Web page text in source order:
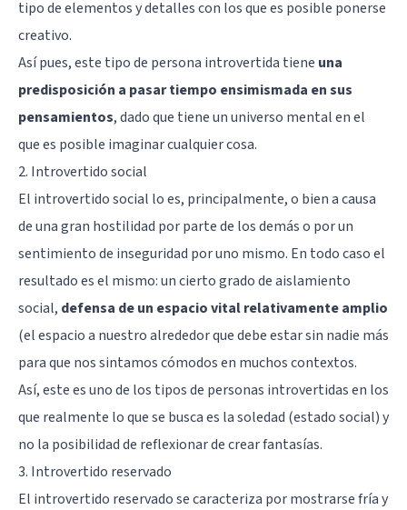
tipo de elementos y detalles con los que es posible ponerse
creativo.
Así pues, este tipo de persona introvertida tiene una
predisposición a pasar tiempo ensimismada en sus
pensamientos, dado que tiene un universo mental en el
que es posible imaginar cualquier cosa.
2. Introvertido social
El introvertido social lo es, principalmente, o bien a causa
de una gran hostilidad por parte de los demás o por un
sentimiento de inseguridad por uno mismo. En todo caso el
resultado es el mismo: un cierto grado de aislamiento
social, defensa de un espacio vital relativamente amplio
(el espacio a nuestro alrededor que debe estar sin nadie más
para que nos sintamos cómodos en muchos contextos.
Así, este es uno de los tipos de personas introvertidas en los
que realmente lo que se busca es la soledad (estado social) y
no la posibilidad de reflexionar de crear fantasías.
3. Introvertido reservado
El introvertido reservado se caracteriza por mostrarse fría y